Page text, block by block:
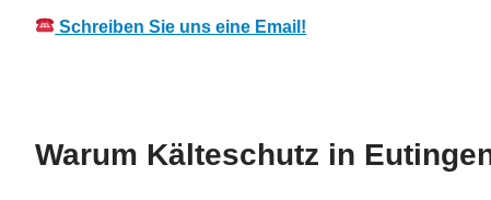
Schreiben Sie uns eine Email!
Warum Kälteschutz in